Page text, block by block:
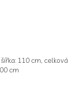
110 cm, celková
cm